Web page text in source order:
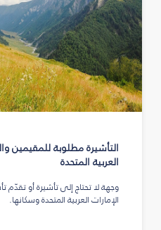
التأشيرة مطلوبة للمقيمين
العربية المتحدة
وجهة لا تحتاج إلى تأشيرة أو
الإمارات العربية المتحدة وسكانها.